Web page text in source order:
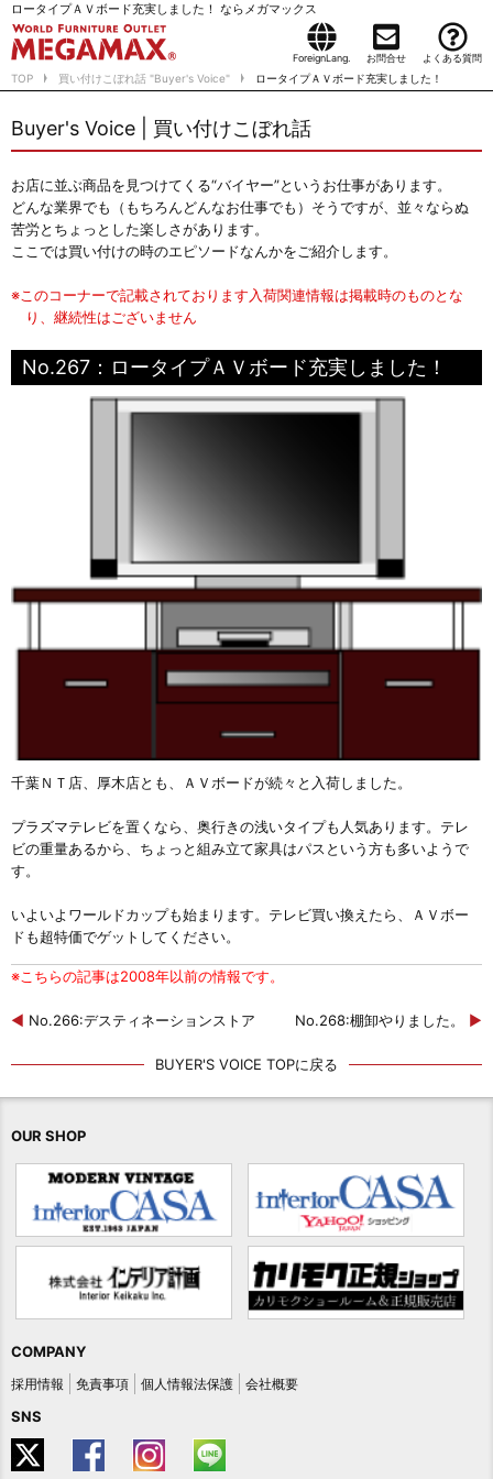
ロータイプＡＶボード充実しました！ ならメガマックス
ForeignLang. お問合せ よくある質問
TOP 買い付けこぼれ話 "Buyer's Voice" ロータイプＡＶボード充実しました！
Buyer's Voice | 買い付けこぼれ話
お店に並ぶ商品を見つけてくる“バイヤー”というお仕事があります。
どんな業界でも（もちろんどんなお仕事でも）そうですが、並々ならぬ
苦労とちょっとした楽しさがあります。
ここでは買い付けの時のエピソードなんかをご紹介します。
※このコーナーで記載されております入荷関連情報は掲載時のものとな
り、継続性はございません
No.267：ロータイプＡＶボード充実しました！
千葉ＮＴ店、厚木店とも、ＡＶボードが続々と入荷しました。
プラズマテレビを置くなら、奥行きの浅いタイプも人気あります。テレ
ビの重量あるから、ちょっと組み立て家具はパスという方も多いようで
す。
いよいよワールドカップも始まります。テレビ買い換えたら、ＡＶボー
ドも超特価でゲットしてください。
※こちらの記事は2008年以前の情報です。
◀ No.266:デスティネーションストア No.268:棚卸やりました。 ▶
BUYER'S VOICE TOPに戻る
OUR SHOP
COMPANY
採用情報 免責事項 個人情報法保護 会社概要
SNS